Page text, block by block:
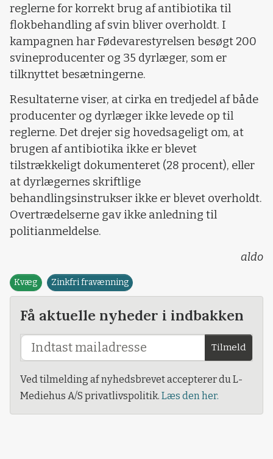
reglerne for korrekt brug af antibiotika til
flokbehandling af svin bliver overholdt. I
kampagnen har Fødevarestyrelsen besøgt 200
svineproducenter og 35 dyrlæger, som er
tilknyttet besætningerne.
Resultaterne viser, at cirka en tredjedel af både
producenter og dyrlæger ikke levede op til
reglerne. Det drejer sig hovedsageligt om, at
brugen af antibiotika ikke er blevet
tilstrækkeligt dokumenteret (28 procent), eller
at dyrlægernes skriftlige
behandlingsinstrukser ikke er blevet overholdt.
Overtrædelserne gav ikke anledning til
politianmeldelse.
aldo
Kvæg Zinkfri fravænning
Få aktuelle nyheder i indbakken
Tilmeld
Ved tilmelding af nyhedsbrevet accepterer du L-
Mediehus A/S privatlivspolitik. Læs den her.